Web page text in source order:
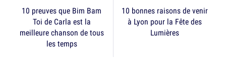
10 preuves que Bim Bam
Toi de Carla est la
meilleure chanson de tous
les temps
10 bonnes raisons de venir
à Lyon pour la Fête des
Lumières